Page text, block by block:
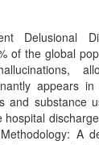
Delusional
of the global
appears
and substance
hospital
A